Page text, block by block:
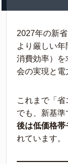
2027年の新
より厳しい
消費効率）を
会の実現と電
これまで「
でも、新基準
後は低価格帯
れています。